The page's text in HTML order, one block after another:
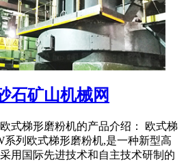
石矿山机械网
式梯形磨粉机的产品介绍： 欧式梯
系列欧式梯形磨粉机,是一种新型高
用国际先进技术和自主技术研制的